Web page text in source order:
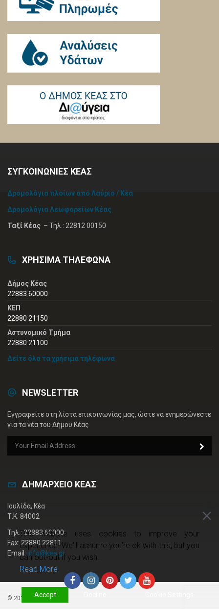
ΣΥΓΚΟΙΝΩΝΙΕΣ ΚΕΑΣ
Δρομολόγια πλοίων από Λαύριο / Κέα
Δρομολόγια Λεωφορείων Κέας
Ταξί Κέας – Τηλ.: 22812 00150
ΧΡΗΣΙΜΑ ΤΗΛΕΦΩΝΑ
Δήμος Κέας
22883 60000
ΚΕΠ
22880 21150
Αστυνομικό Τμήμα
22880 21100
Δείτε όλα τα χρήσιμα τηλέφωνα
NEWSLETTER
Εγγραφείτε στη λίστα επικοινωνίας μας, ώστε να ενημερώνεστε
για τα νέα του Δήμου Κέας
ΔΗΜΑΡΧΕΙΟ ΚΕΑΣ
Ιουλίδα, Κέα
Τ.Κ. 84002
Τηλ.: 22883 60000
Fax: 22880 22811
Email: info@kea.gr
© 2019 kea.gr
This website uses cookies to improve your
experience. We'll assume you're ok with this, but you
can opt-out if you wish.
Read More
Accept